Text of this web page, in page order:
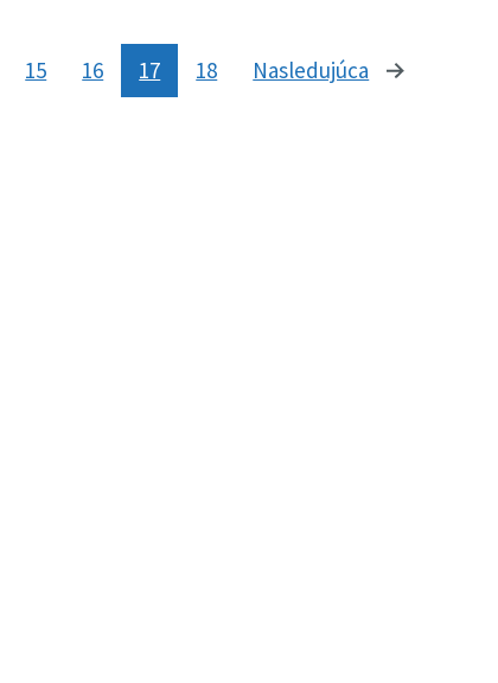
15 16 17 18 Nasledujúca stránka